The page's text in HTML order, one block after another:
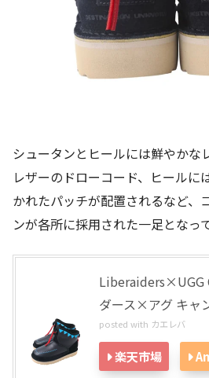
シュータンとヒールには鮮やかな
レザーのドローコード、ヒールに
かれたパッチが配置されるなど、
ンが各所に採用された一足となっ
Liberaiders×UGG
ダース×アグ キャ
posted with カエレバ
楽天市場